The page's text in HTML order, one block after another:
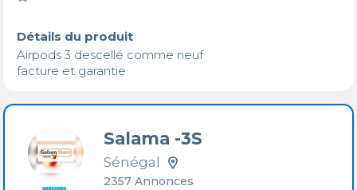
Détails du produit
Airpods 3 descellé comme neuf
facture et garantie
Salama -3S
Sénégal
2357 Annonces